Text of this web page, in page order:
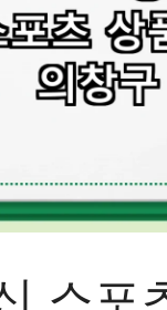
스포